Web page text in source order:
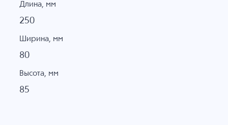
Длина, мм
250
Ширина, мм
80
Высота, мм
85